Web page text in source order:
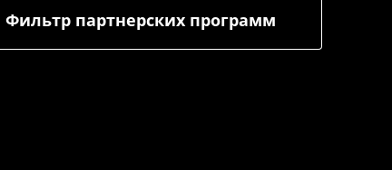
Фильтр партнерских программ